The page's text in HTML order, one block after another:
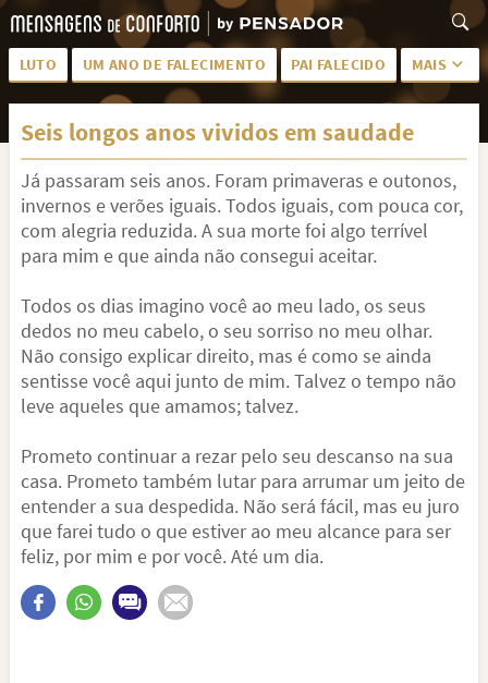
LUTO UM ANO DE FALECIMENTO PAI FALECIDO MAIS
LUTO PARA AMIGA PALAVRAS
SAUDADES DA MÃE
PÊSAMES PARA AMIGA DESCANSE EM PAZ
MEUS SENTIMENTOS PÊSAMES PARA AMIGO
FRASES DE LUTO PARA AMIGO FIM DE NAMORO
TODAS AS CATEGORIAS
Seis longos anos vividos em saudade
Já passaram seis anos. Foram primaveras e outonos,
invernos e verões iguais. Todos iguais, com pouca cor,
com alegria reduzida. A sua morte foi algo terrível
para mim e que ainda não consegui aceitar.
Todos os dias imagino você ao meu lado, os seus
dedos no meu cabelo, o seu sorriso no meu olhar.
Não consigo explicar direito, mas é como se ainda
sentisse você aqui junto de mim. Talvez o tempo não
leve aqueles que amamos; talvez.
Prometo continuar a rezar pelo seu descanso na sua
casa. Prometo também lutar para arrumar um jeito de
entender a sua despedida. Não será fácil, mas eu juro
que farei tudo o que estiver ao meu alcance para ser
feliz, por mim e por você. Até um dia.